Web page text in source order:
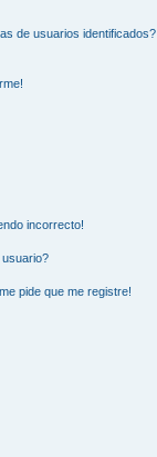
de usuarios identificados?
incorrecto!
usuario?
pide que me registre!